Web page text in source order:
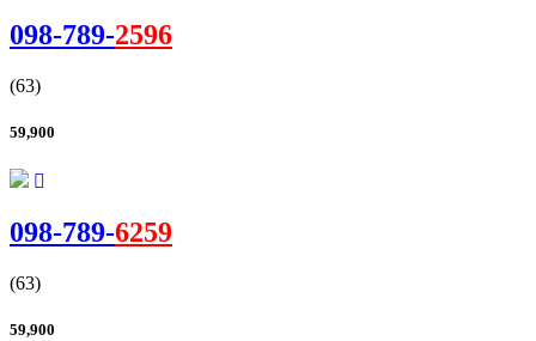
098-789-2596
(63)
59,900
098-789-6259
(63)
59,900